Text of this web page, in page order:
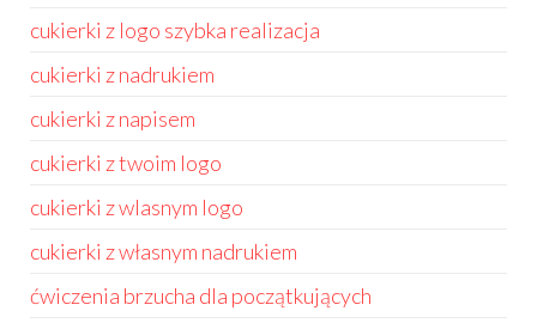
cukierki z logo szybka realizacja
cukierki z nadrukiem
cukierki z napisem
cukierki z twoim logo
cukierki z wlasnym logo
cukierki z własnym nadrukiem
ćwiczenia brzucha dla początkujących